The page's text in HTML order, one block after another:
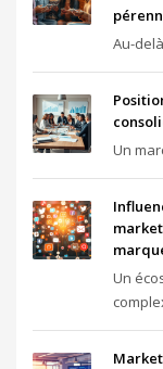
Au-
Un
Un